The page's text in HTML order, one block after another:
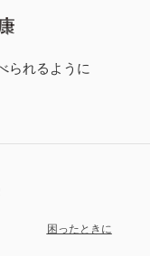
られるように
困ったときに